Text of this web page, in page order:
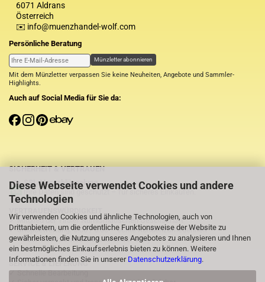
Diese Webseite verwendet Cookies und andere
Technologien
Wir verwenden Cookies und ähnliche Technologien, auch von
Drittanbietern, um die ordentliche Funktionsweise der Website zu
gewährleisten, die Nutzung unseres Angebotes zu analysieren und Ihnen
ein bestmögliches Einkaufserlebnis bieten zu können. Weitere
Informationen finden Sie in unserer Datenschutzerklärung.
6071 Aldrans
Österreich
✉️ info@muenzhandel-wolf.com
Persönliche Beratung
Münzletter abonnieren
Mit dem Münzletter verpassen Sie keine Neuheiten, Angebote und Sammler-
Highlights.
Auch auf Social Media für Sie da:
SICHERHEIT & VERTRAUEN
SSL-Verschlüsselung
Ihre Daten sind geschützt – für sicheres Einkaufen.
✓ Mitglied der Tiroler Numismatischen Gesellschaft
✓ Shopbewertung: 5.00 / 5.00 – echte Kundenzufriedenheit
✓⭐Über 1.000 zufriedene Käufer auf eBay
SERVICE & LIEFERUNG
✓ Schnelle Bearbeitung